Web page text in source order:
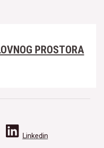
PROSTORA
Linkedin